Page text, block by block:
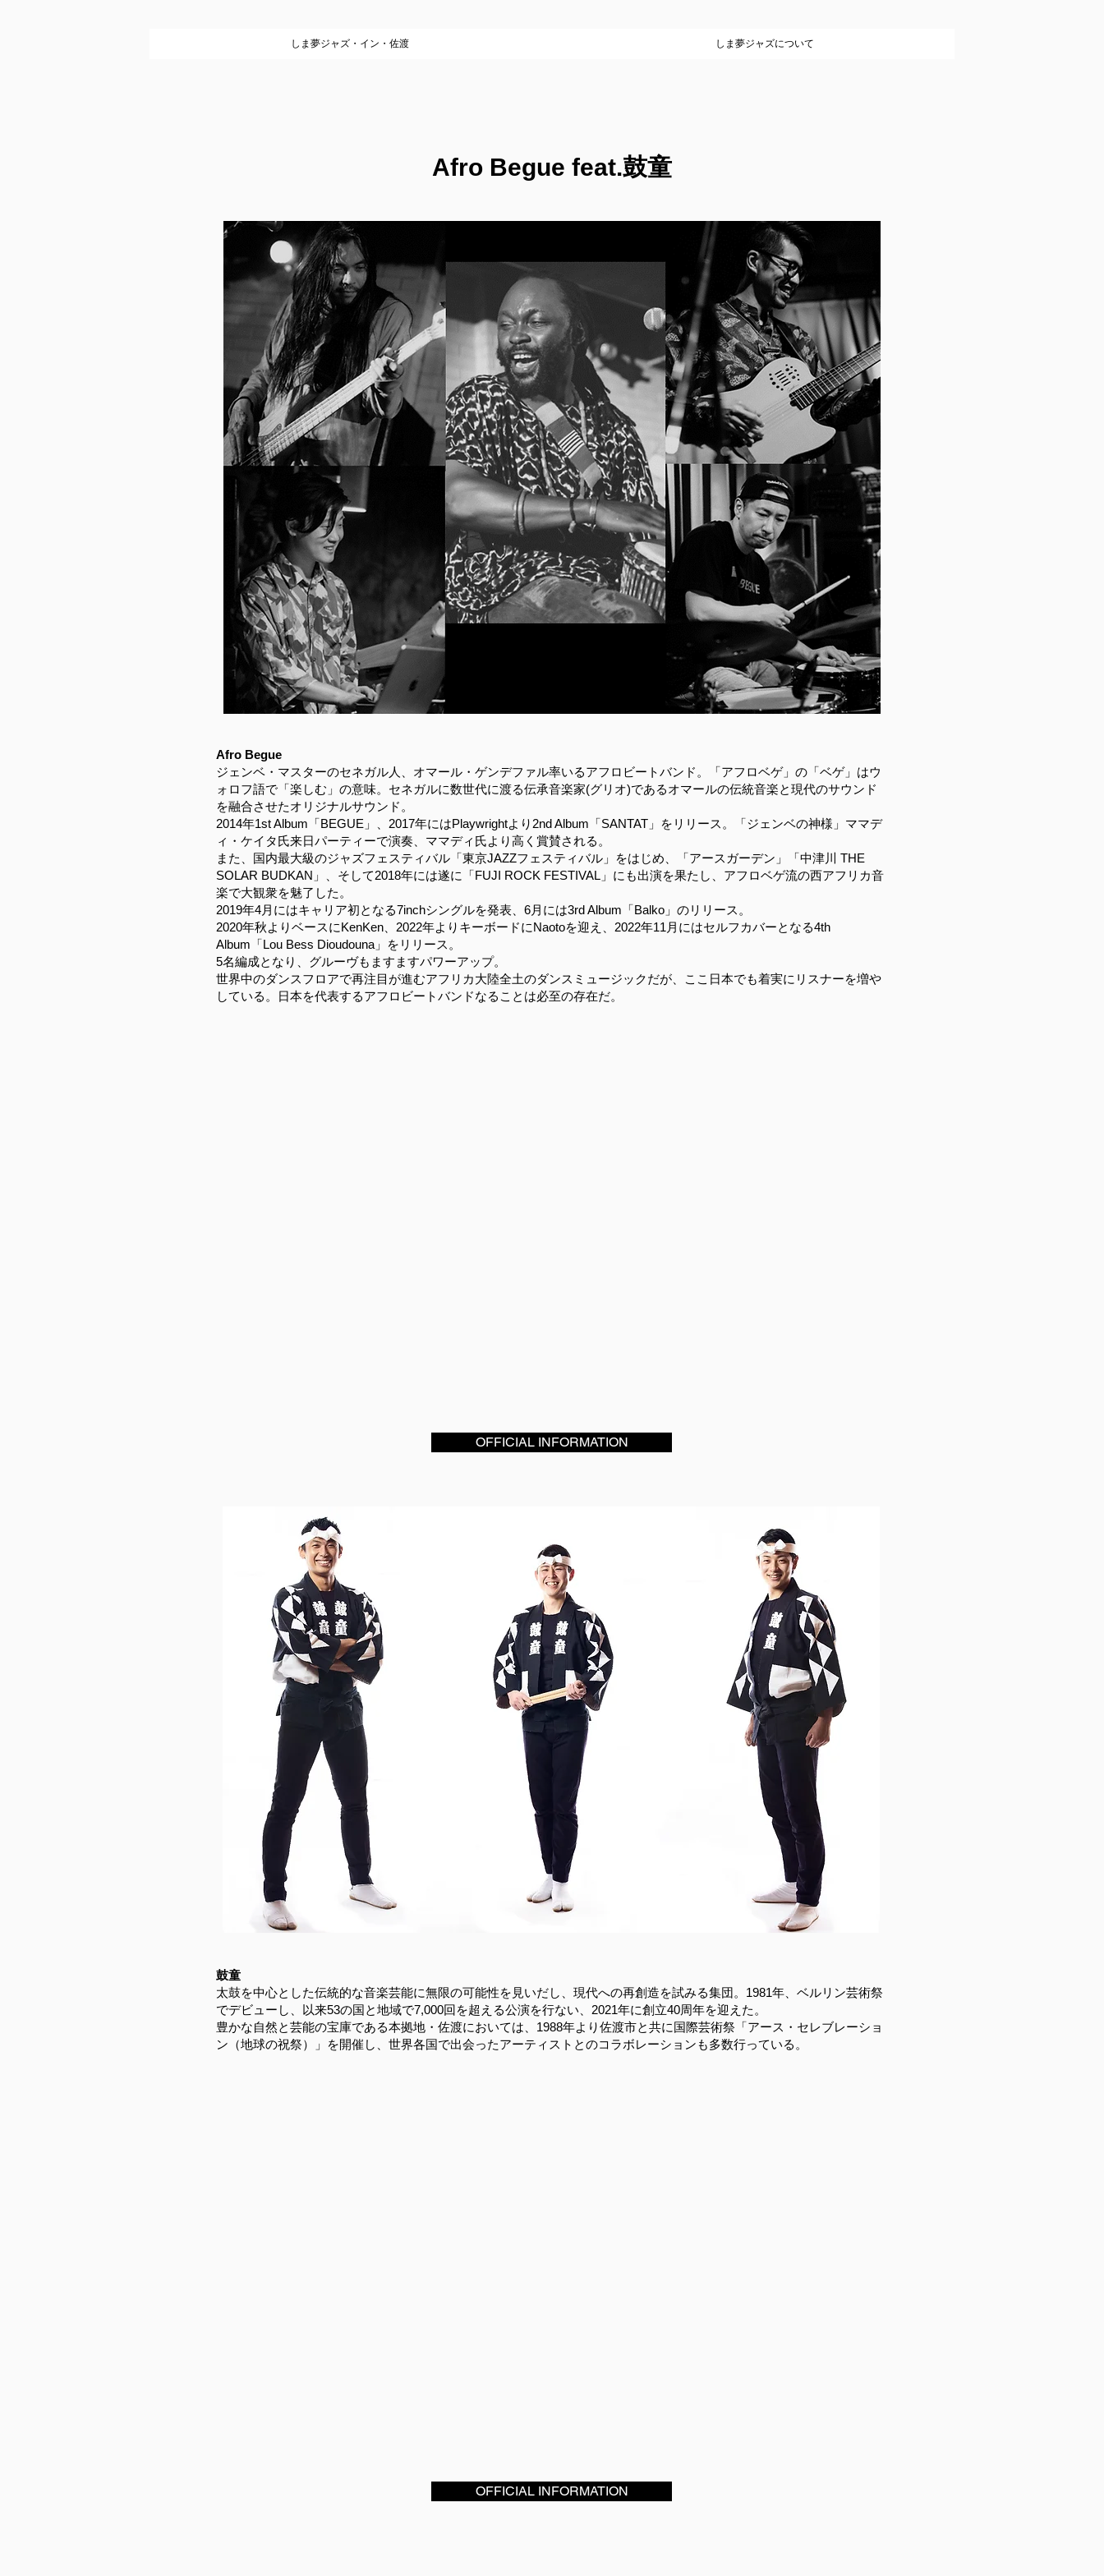
しま夢ジャズ・イン・佐渡 しま夢ジャズについて
Afro Begue feat.鼓童
Afro Begue
ジェンベ・マスターのセネガル人、オマール・ゲンデファル率いるアフロビートバンド。「アフロベゲ」の「ベゲ」はウ
ォロフ語で「楽しむ」の意味。セネガルに数世代に渡る伝承音楽家(グリオ)であるオマールの伝統音楽と現代のサウンド
を融合させたオリジナルサウンド。
2014年1st Album「BEGUE」、2017年にはPlaywrightより2nd Album「SANTAT」をリリース。「ジェンベの神様」ママデ
ィ・ケイタ氏来日パーティーで演奏、ママディ氏より高く賞賛される。
また、国内最大級のジャズフェスティバル「東京JAZZフェスティバル」をはじめ、「アースガーデン」「中津川 THE
SOLAR BUDKAN」、そして2018年には遂に「FUJI ROCK FESTIVAL」にも出演を果たし、アフロベゲ流の西アフリカ音
楽で大観衆を魅了した。
2019年4月にはキャリア初となる7inchシングルを発表、6月には3rd Album「Balko」のリリース。
2020年秋よりベースにKenKen、2022年よりキーボードにNaotoを迎え、2022年11月にはセルフカバーとなる4th
Album「Lou Bess Dioudouna」をリリース。
5名編成となり、グルーヴもますますパワーアップ。
世界中のダンスフロアで再注目が進むアフリカ大陸全土のダンスミュージックだが、ここ日本でも着実にリスナーを増や
している。日本を代表するアフロビートバンドなることは必至の存在だ。
OFFICIAL INFORMATION
鼓童
太鼓を中心とした伝統的な音楽芸能に無限の可能性を見いだし、現代への再創造を試みる集団。1981年、ベルリン芸術祭
でデビューし、以来53の国と地域で7,000回を超える公演を行ない、2021年に創立40周年を迎えた。
豊かな自然と芸能の宝庫である本拠地・佐渡においては、1988年より佐渡市と共に国際芸術祭「アース・セレブレーショ
ン（地球の祝祭）」を開催し、世界各国で出会ったアーティストとのコラボレーションも多数行っている。
OFFICIAL INFORMATION